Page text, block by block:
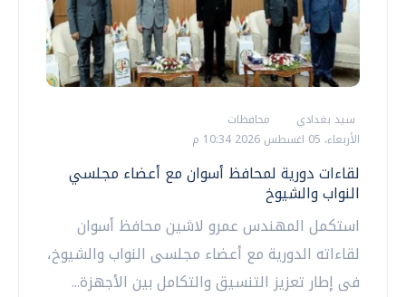
سيد بغدادي
محافظات
الأربعاء، 05 اغسطس 2026 10:34 م
لقاءات دورية لمحافظ أسوان مع أعضاء مجلسي
النواب والشيوخ
استكمل المهندس عمرو لاشين محافظ أسوان
لقاءاته الدورية مع أعضاء مجلسى النواب والشيوخ،
فى إطار تعزيز التنسيق والتكامل بين الأجهزة...